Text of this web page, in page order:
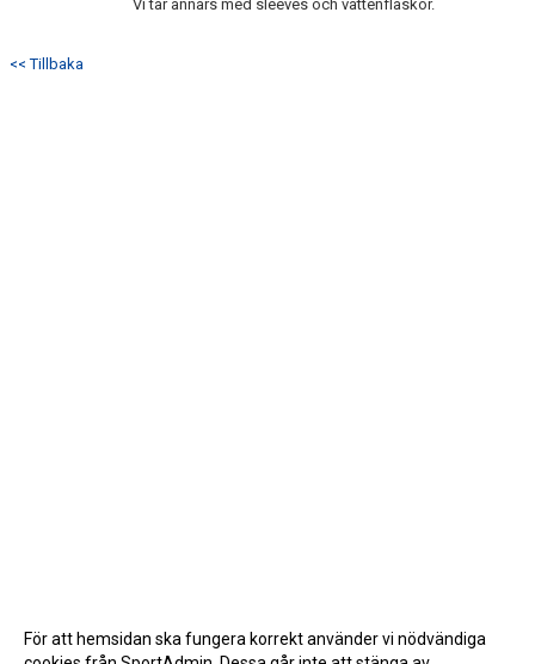
Vi tar annars med sleeves och vattenflaskor.
<< Tillbaka
För att hemsidan ska fungera korrekt använder vi nödvändiga